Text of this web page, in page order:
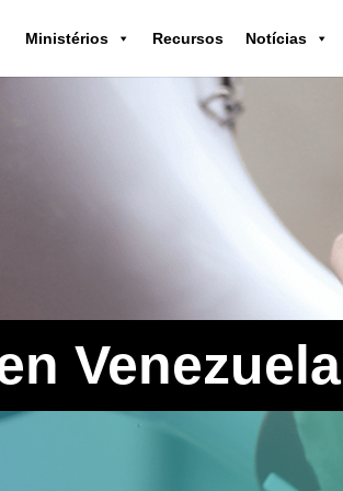
Ministérios Recursos Notícias
Venezuela